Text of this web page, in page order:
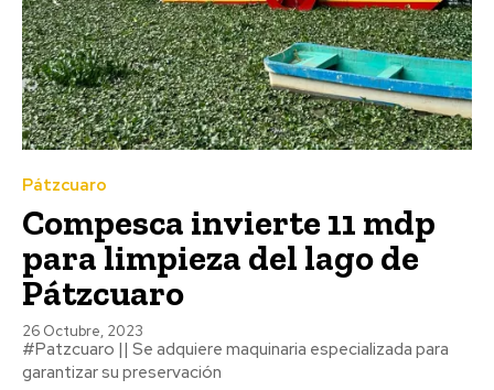
Pátzcuaro
Compesca invierte 11 mdp
para limpieza del lago de
Pátzcuaro
26 Octubre, 2023
#Patzcuaro || Se adquiere maquinaria especializada para
garantizar su preservación